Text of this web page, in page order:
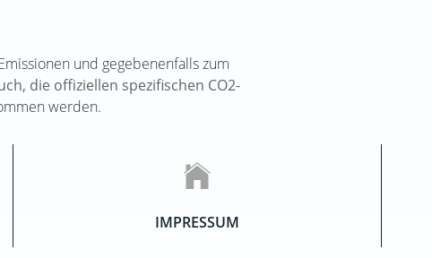
und gegebenenfalls zum
die offiziellen spezifischen CO2-
werden.
IMPRESSUM